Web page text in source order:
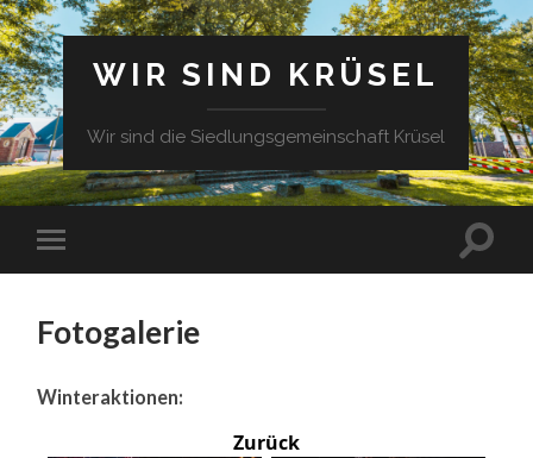
WIR SIND KRÜSEL
Wir sind die Siedlungsgemeinschaft Krüsel
Fotogalerie
Winteraktionen:
Zurück